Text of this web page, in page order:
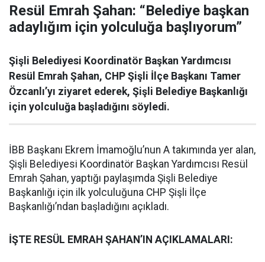
Resül Emrah Şahan: “Belediye başkan
adaylığım için yolculuğa başlıyorum”
Şişli Belediyesi Koordinatör Başkan Yardımcısı
Resül Emrah Şahan, CHP Şişli İlçe Başkanı Tamer
Özcanlı’yı ziyaret ederek, Şişli Belediye Başkanlığı
için yolculuğa başladığını söyledi.
İBB Başkanı Ekrem İmamoğlu’nun A takımında yer alan,
Şişli Belediyesi Koordinatör Başkan Yardımcısı Resül
Emrah Şahan, yaptığı paylaşımda Şişli Belediye
Başkanlığı için ilk yolculuğuna CHP Şişli İlçe
Başkanlığı’ndan başladığını açıkladı.
İŞTE RESÜL EMRAH ŞAHAN’IN AÇIKLAMALARI: